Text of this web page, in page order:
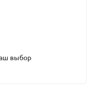
выбор